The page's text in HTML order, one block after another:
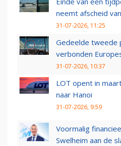
neemt afscheid
31-07-2026, 11:25
Gedeelde tweede
verbonden
31-07-2026, 10:37
LOT opent in
naar Hanoi
31-07-2026, 9:59
Voormalig
Swelheim aan de